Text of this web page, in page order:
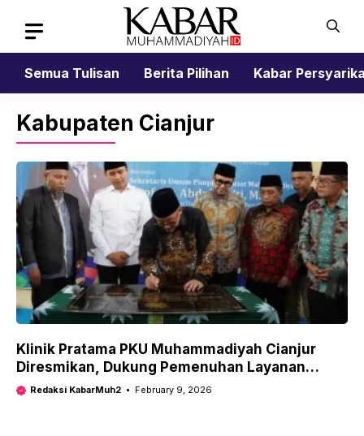
content
Semua Tulisan
Berita Pilihan Kabar
Kabupaten Cianjur
Klinik Pratama PKU Muhammadiyah Cianjur
Diresmikan, Dukung Pemenuhan Layanan
Kesehatan Pasca Gempa 2022
Redaksi KabarMuh2 February 9, 2026